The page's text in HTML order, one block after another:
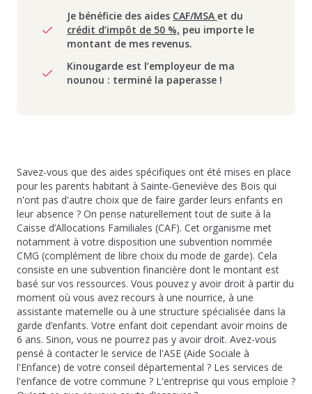
Je bénéficie des aides CAF/MSA et du
crédit d’impôt de 50 %, peu importe le
montant de mes revenus.
Kinougarde est l’employeur de ma
nounou : terminé la paperasse !
Savez-vous que des aides spécifiques ont été mises en place
pour les parents habitant à Sainte-Geneviève des Bois qui
n'ont pas d'autre choix que de faire garder leurs enfants en
leur absence ? On pense naturellement tout de suite à la
Caisse d’Allocations Familiales (CAF). Cet organisme met
notamment à votre disposition une subvention nommée
CMG (complément de libre choix du mode de garde). Cela
consiste en une subvention financière dont le montant est
basé sur vos ressources. Vous pouvez y avoir droit à partir du
moment où vous avez recours à une nourrice, à une
assistante maternelle ou à une structure spécialisée dans la
garde d’enfants. Votre enfant doit cependant avoir moins de
6 ans. Sinon, vous ne pourrez pas y avoir droit. Avez-vous
pensé à contacter le service de l'ASE (Aide Sociale à
l'Enfance) de votre conseil départemental ? Les services de
l'enfance de votre commune ? L'entreprise qui vous emploie ?